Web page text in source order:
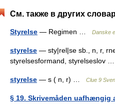
См. также в других
Styrelse — Regimen … Danske
styrelse — sty|rel|se sb., n, r,
styrelsesformand, styrelseslov
styrelse — s ( n, r) … Clue 9
§ 19. Skrivemåden uafhængig